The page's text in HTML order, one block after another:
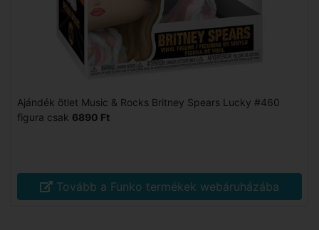
Ajándék ötlet Music & Rocks Britney Spears Lucky #460
figura csak 6890 Ft
Tovább a Funko termékek webáruházába